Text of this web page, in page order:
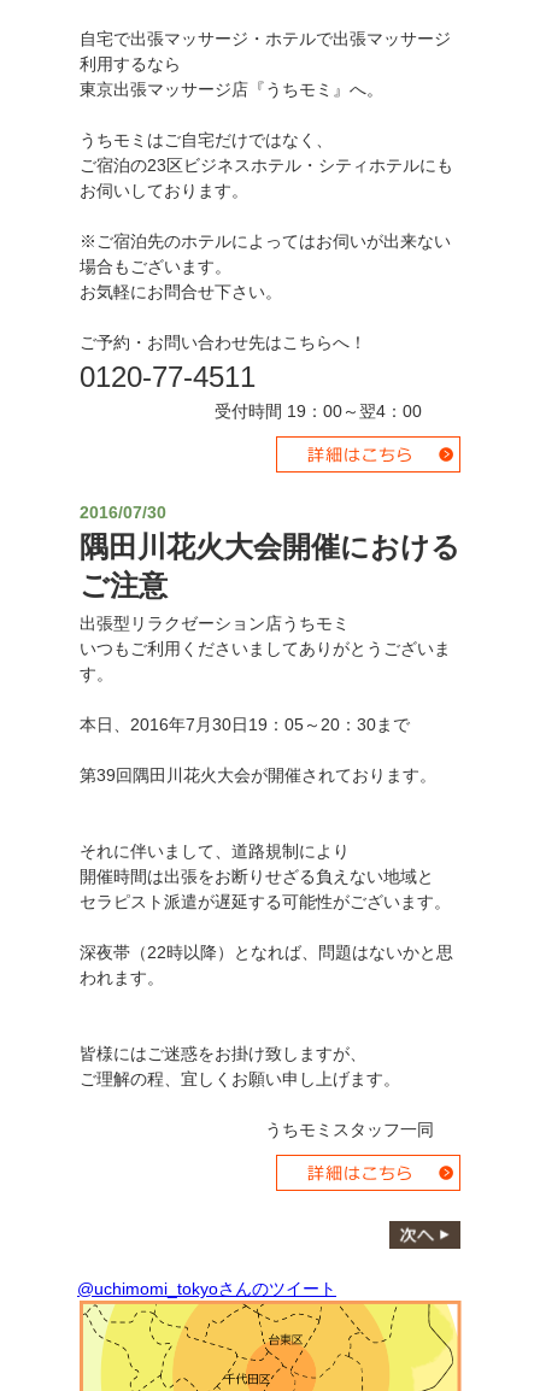
自宅で出張マッサージ・ホテルで出張マッサージ
利用するなら
東京出張マッサージ店『うちモミ』へ。
うちモミはご自宅だけではなく、
ご宿泊の23区ビジネスホテル・シティホテルにも
お伺いしております。
※ご宿泊先のホテルによってはお伺いが出来ない
場合もございます。
お気軽にお問合せ下さい。
ご予約・お問い合わせ先はこちらへ！
0120-77-4511
受付時間 19：00～翌4：00
2016/07/30
隅田川花火大会開催における
ご注意
出張型リラクゼーション店うちモミ
いつもご利用くださいましてありがとうございま
す。
本日、2016年7月30日19：05～20：30まで
第39回隅田川花火大会が開催されております。
それに伴いまして、道路規制により
開催時間は出張をお断りせざる負えない地域と
セラピスト派遣が遅延する可能性がございます。
深夜帯（22時以降）となれば、問題はないかと思
われます。
皆様にはご迷惑をお掛け致しますが、
ご理解の程、宜しくお願い申し上げます。
うちモミスタッフ一同
@uchimomi_tokyoさんのツイート